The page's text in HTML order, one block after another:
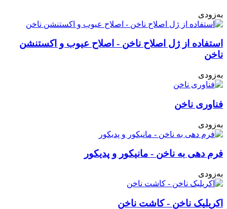
به‌زودی
استفاده از ژل اصلاح ناخن - اصلاح عیوب و اکستنشن
ناخن
به‌زودی
فناوری ناخن
به‌زودی
فرم دهی به ناخن - مانیکور و پدیکور
به‌زودی
اکریلیک ناخن - کاشت ناخن